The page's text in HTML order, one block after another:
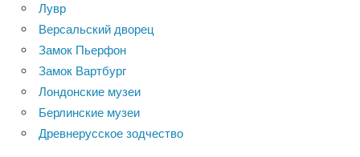
Лувр
Версальский дворец
Замок Пьерфон
Замок Вартбург
Лондонские музеи
Берлинские музеи
Древнерусское зодчество